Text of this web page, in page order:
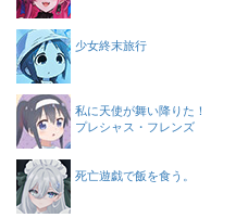
少女終末旅行
私に天使が舞い降りた！
プレシャス・フレンズ
死亡遊戯で飯を食う。